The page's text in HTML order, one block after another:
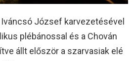
József karvezetésével
plébánossal és a Chován
állt először a szarvasiak elé